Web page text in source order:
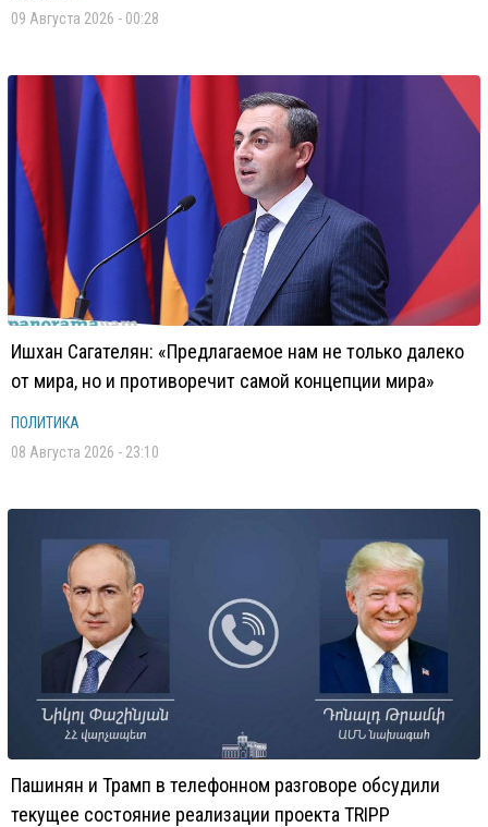
09 Августа 2026 - 00:28
Ишхан Сагателян: «Предлагаемое нам не только далеко
от мира, но и противоречит самой концепции мира»
ПОЛИТИКА
08 Августа 2026 - 23:10
Пашинян и Трамп в телефонном разговоре обсудили
текущее состояние реализации проекта TRIPP